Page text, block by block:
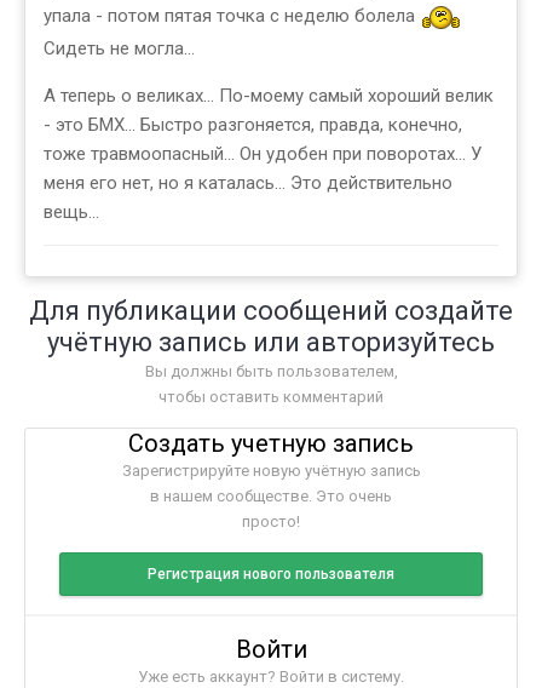
упала - потом пятая точка с неделю болела
Сидеть не могла...
А теперь о великах... По-моему самый хороший велик
- это БМХ... Быстро разгоняется, правда, конечно,
тоже травмоопасный... Он удобен при поворотах... У
меня его нет, но я каталась... Это действительно
вещь...
Для публикации сообщений создайте
учётную запись или авторизуйтесь
Вы должны быть пользователем,
чтобы оставить комментарий
Создать учетную запись
Зарегистрируйте новую учётную запись
в нашем сообществе. Это очень
просто!
Регистрация нового пользователя
Войти
Уже есть аккаунт? Войти в систему.